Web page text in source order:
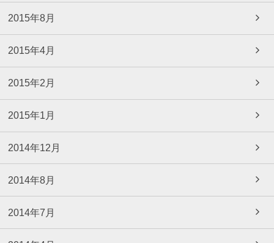
2015年8月
2015年4月
2015年2月
2015年1月
2014年12月
2014年8月
2014年7月